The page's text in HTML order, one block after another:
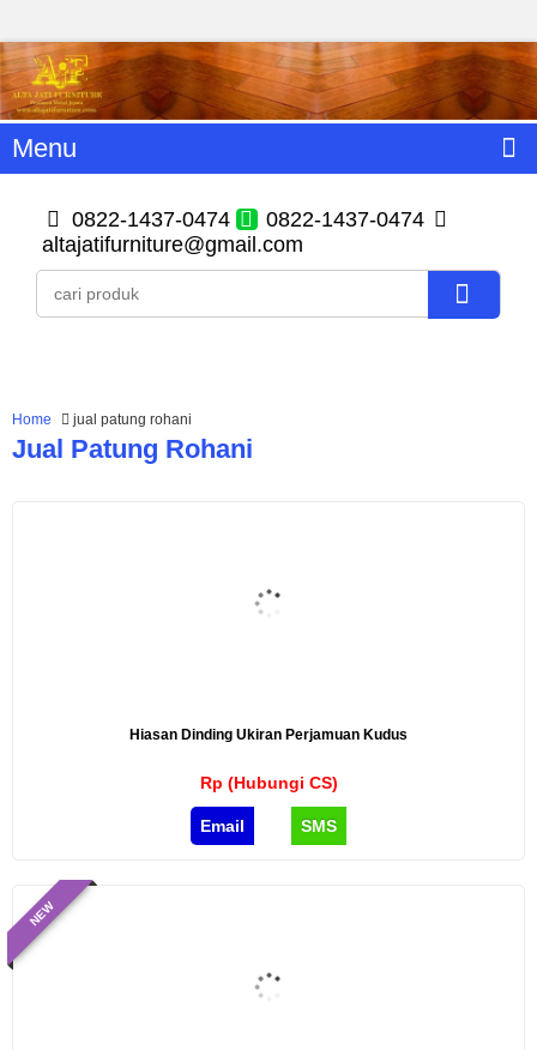
Menu
0822-1437-0474
0822-1437-0474
altajatifurniture@gmail.com
Home jual patung rohani
Jual Patung Rohani
Hiasan Dinding Ukiran Perjamuan Kudus
Rp (Hubungi CS)
Email SMS
NEW